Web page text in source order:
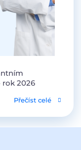
2026
Přečíst celé